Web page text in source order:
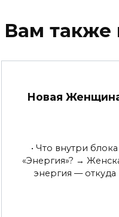
Вам также
Новая
• Что внутри блока
«Энергия»? →
энергия — откуда